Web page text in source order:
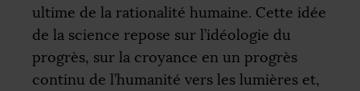
ultime de la rationalité humaine. Cette idée
de la science repose sur l’idéologie du
progrès, sur la croyance en un progrès
continu de l’humanité vers les lumières et,